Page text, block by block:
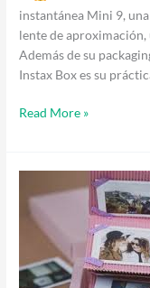
instantánea Mini 9,
lente de aproximación,
Además de su
Instax Box es su
Read More »
usar
las
fotos
Instax
para